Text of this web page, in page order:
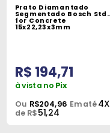
Prato Diamantado
Segmentado Bosch Std
for Concrete
15x22,23x3mm
R$ 194,71
à vista no Pix
Ou R$204,96 Em até4X
de R$51,24